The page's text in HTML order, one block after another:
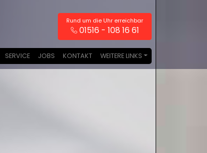
Rund um die Uhr erreichbar
01516 - 108 16 61
SERVICE JOBS KONTAKT WEITERE LINKS